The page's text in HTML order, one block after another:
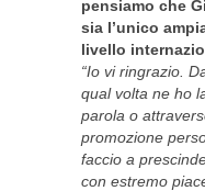
pensiamo che
sia l’unico
livello
“Io vi ringrazio.
qual volta ne ho
parola o
promozione
faccio a
con estremo